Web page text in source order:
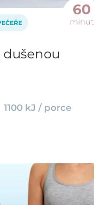
60
minut
dušenou
1100 kJ / porce